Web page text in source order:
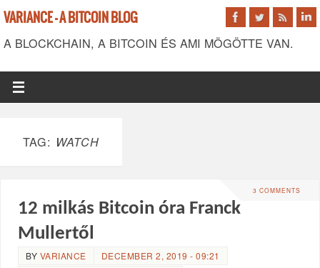
VARIANCE - A BITCOIN BLOG
A BLOCKCHAIN, A BITCOIN ÉS AMI MÖGÖTTE VAN.
TAG: WATCH
3 COMMENTS
12 milkás Bitcoin óra Franck
Mullertől
BY VARIANCE
DECEMBER 2, 2019 - 09:21